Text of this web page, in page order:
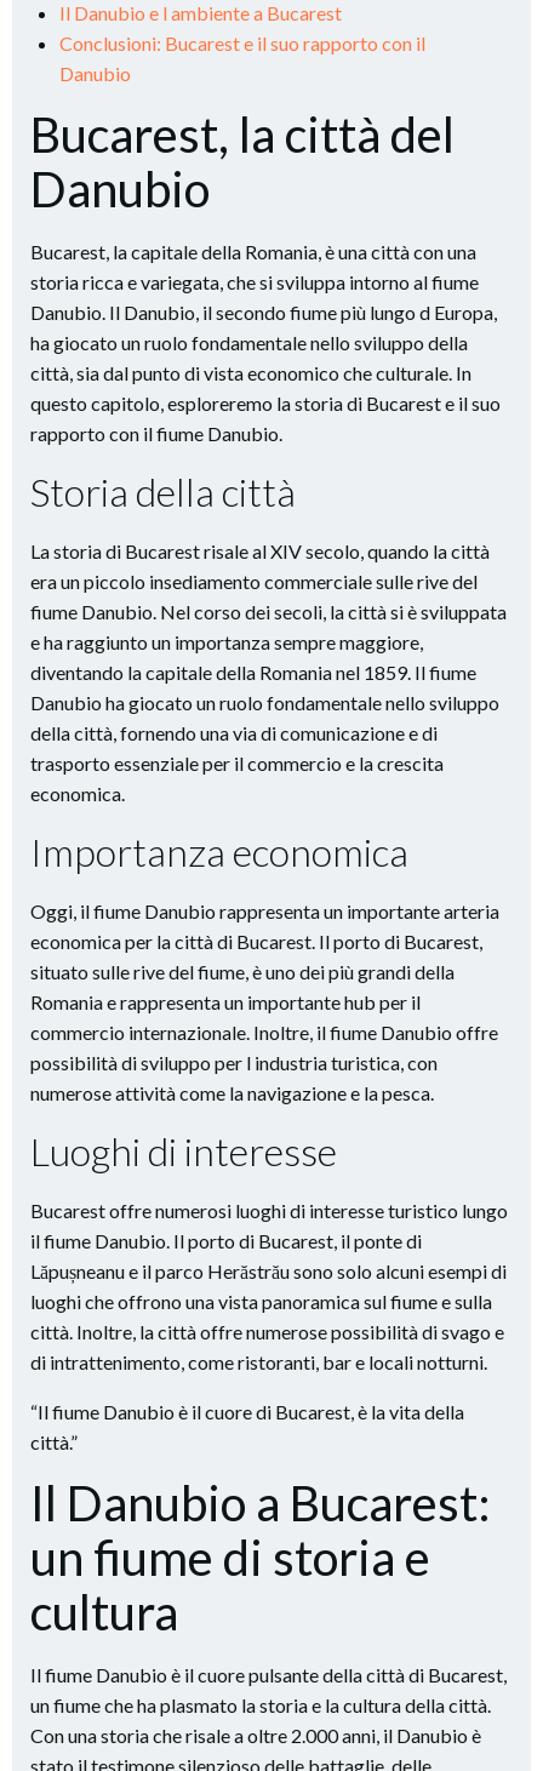
Il Danubio e l ambiente a Bucarest
Conclusioni: Bucarest e il suo rapporto con il
Danubio
Bucarest, la città del
Danubio
Bucarest, la capitale della Romania, è una città con una
storia ricca e variegata, che si sviluppa intorno al fiume
Danubio. Il Danubio, il secondo fiume più lungo d Europa,
ha giocato un ruolo fondamentale nello sviluppo della
città, sia dal punto di vista economico che culturale. In
questo capitolo, esploreremo la storia di Bucarest e il suo
rapporto con il fiume Danubio.
Storia della città
La storia di Bucarest risale al XIV secolo, quando la città
era un piccolo insediamento commerciale sulle rive del
fiume Danubio. Nel corso dei secoli, la città si è sviluppata
e ha raggiunto un importanza sempre maggiore,
diventando la capitale della Romania nel 1859. Il fiume
Danubio ha giocato un ruolo fondamentale nello sviluppo
della città, fornendo una via di comunicazione e di
trasporto essenziale per il commercio e la crescita
economica.
Importanza economica
Oggi, il fiume Danubio rappresenta un importante arteria
economica per la città di Bucarest. Il porto di Bucarest,
situato sulle rive del fiume, è uno dei più grandi della
Romania e rappresenta un importante hub per il
commercio internazionale. Inoltre, il fiume Danubio offre
possibilità di sviluppo per l industria turistica, con
numerose attività come la navigazione e la pesca.
Luoghi di interesse
Bucarest offre numerosi luoghi di interesse turistico lungo
il fiume Danubio. Il porto di Bucarest, il ponte di
Lăpușneanu e il parco Herăstrău sono solo alcuni esempi di
luoghi che offrono una vista panoramica sul fiume e sulla
città. Inoltre, la città offre numerose possibilità di svago e
di intrattenimento, come ristoranti, bar e locali notturni.
“Il fiume Danubio è il cuore di Bucarest, è la vita della
città.”
Il Danubio a Bucarest:
un fiume di storia e
cultura
Il fiume Danubio è il cuore pulsante della città di Bucarest,
un fiume che ha plasmato la storia e la cultura della città.
Con una storia che risale a oltre 2.000 anni, il Danubio è
stato il testimone silenzioso delle battaglie, delle